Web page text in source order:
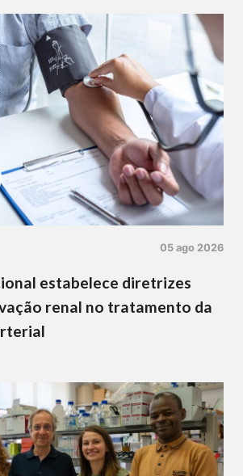
05 ago 2026
estabelece diretrizes
renal no tratamento da